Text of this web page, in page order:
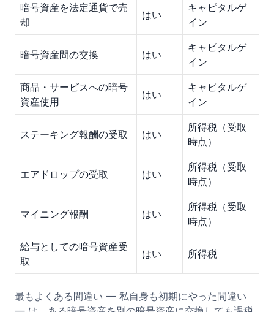
暗号資産を法定通貨で売
却
はい
キャピタルゲ
イン
暗号資産間の交換 はい
キャピタルゲ
イン
商品・サービスへの暗号
資産使用
はい
キャピタルゲ
イン
ステーキング報酬の受取 はい
所得税（受取
時点）
エアドロップの受取 はい
所得税（受取
時点）
マイニング報酬 はい
所得税（受取
時点）
給与としての暗号資産受
取
はい 所得税
最もよくある間違い — 私自身も初期にやった間違い